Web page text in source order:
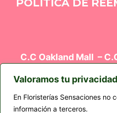
Valoramos tu privacidad
En Floristerías Sensaciones no
información a terceros.
POLÍTICA DE
C.C Oakland Mall –
Kalú